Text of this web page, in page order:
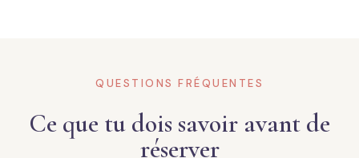
QUESTIONS FRÉQUENTES
Ce que tu dois savoir avant de
réserver